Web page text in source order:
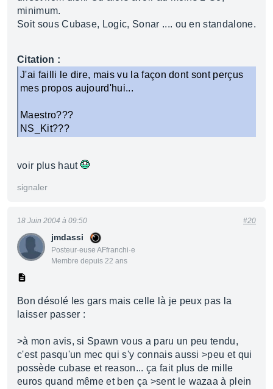
minimum.
Soit sous Cubase, Logic, Sonar .... ou en standalone.
Citation :
J'ai failli le dire, mais vu la façon dont sont perçus
mes propos aujourd'hui...
Maestro???
NS_Kit???
voir plus haut
signaler
jmdassi
Posteur·euse AFfranchi·e
Membre depuis 22 ans
18 Juin 2004 à 09:50 #20
Bon désolé les gars mais celle là je peux pas la
laisser passer :
>à mon avis, si Spawn vous a paru un peu tendu,
c'est pasqu'un mec qui s'y connais aussi >peu et qui
possède cubase et reason... ça fait plus de mille
euros quand même et ben ça >sent le wazaa à plein